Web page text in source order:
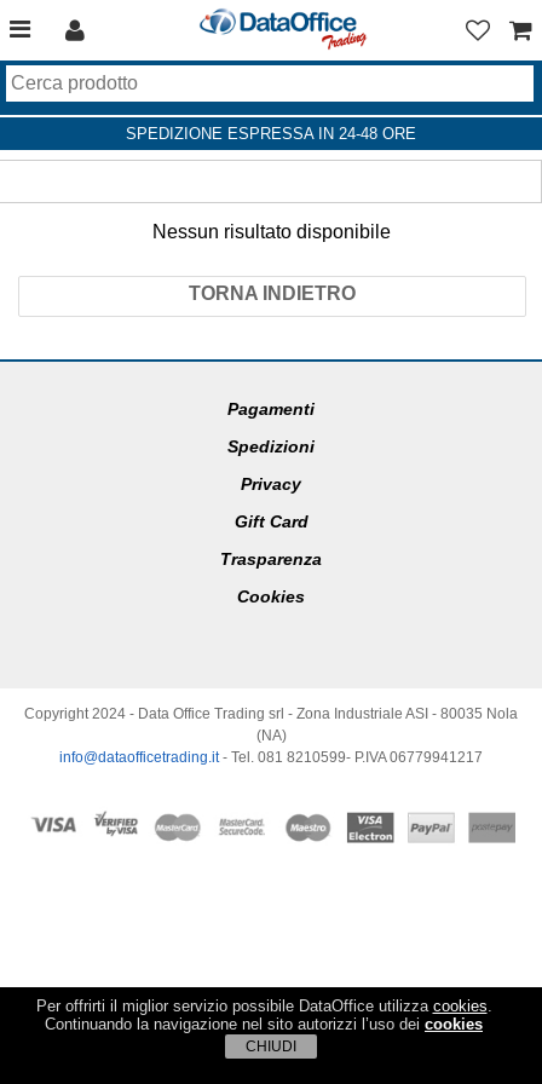
Per offrirti il miglior servizio possibile DataOffice utilizza cookies.
Continuando la navigazione nel sito autorizzi l’uso dei cookies
CHIUDI
SPEDIZIONE ESPRESSA IN 24-48 ORE
Nessun risultato disponibile
TORNA INDIETRO
Pagamenti
Spedizioni
Privacy
Gift Card
Trasparenza
Cookies
Copyright 2024 - Data Office Trading srl - Zona Industriale ASI - 80035 Nola
(NA)
info@dataofficetrading.it- Tel. 081 8210599- P.IVA 06779941217